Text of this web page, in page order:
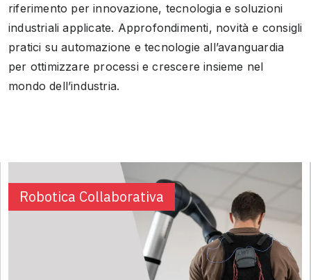
riferimento per innovazione, tecnologia e soluzioni
industriali applicate. Approfondimenti, novità e consigli
pratici su automazione e tecnologie all’avanguardia
per ottimizzare processi e crescere insieme nel
mondo dell’industria.
Robotica Collaborativa